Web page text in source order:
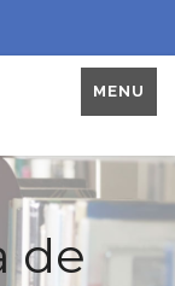
MENU
de